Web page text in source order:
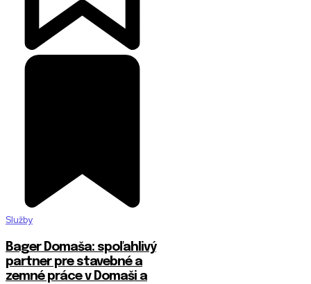
Služby
Bager Domaša: spoľahlivý
partner pre stavebné a
zemné práce v Domaši a